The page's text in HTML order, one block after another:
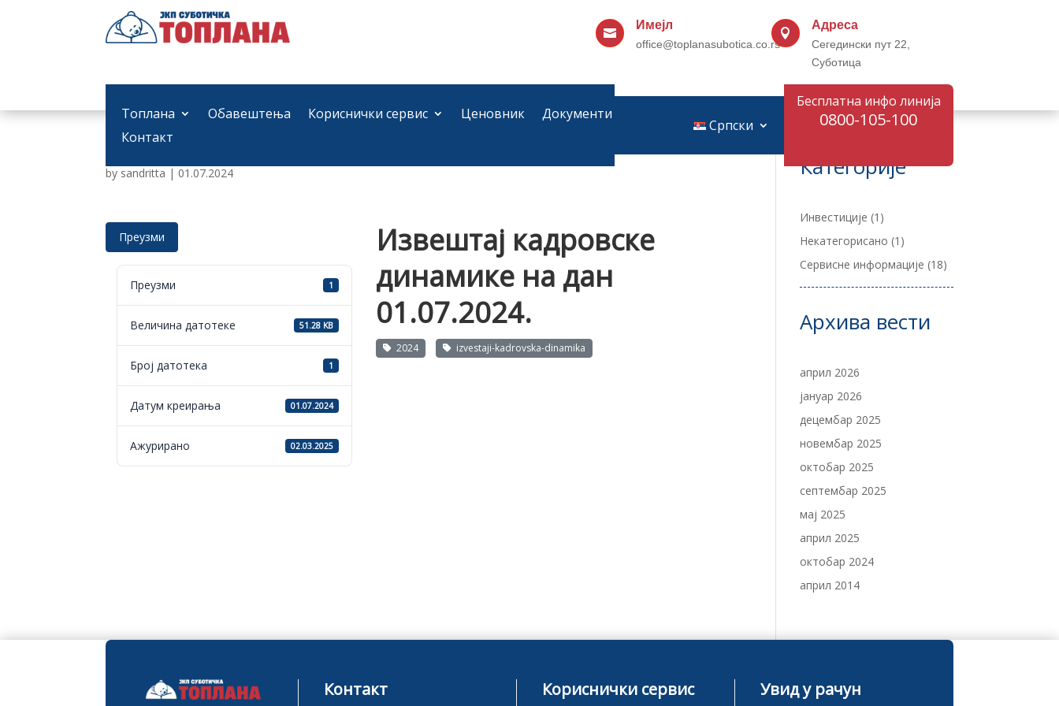

Имејл
office@toplanasubotica.co.rs

Адреса
Сегедински пут 22,
Суботица
Топлана Обавештења Кориснички сервис Ценовник
Документи
Контакт
Српски
Бесплатна инфо линија
0800-105-100
Извештај кадровске динамике на дан 01.07.2024.
by sandritta | 01.07.2024
Преузми
Преузми 1
Величина датотеке 51.28 KB
Број датотека 1
Датум креирања 01.07.2024
Ажурирано 02.03.2025
Извештај кадровске
динамике на дан
01.07.2024.
2024 izvestaji-kadrovska-dinamika
Категорије
Инвестиције (1)
Некатегорисано (1)
Сервисне информације (18)
Архива вести
април 2026
јануар 2026
децембар 2025
новембар 2025
октобар 2025
септембар 2025
мај 2025
април 2025
октобар 2024
април 2014
Контакт Кориснички сервис Увид у рачун